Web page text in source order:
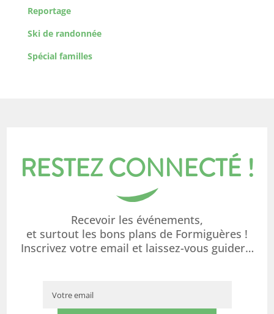
Reportage
Ski de randonnée
Spécial familles
RESTEZ CONNECTÉ !
Recevoir les événements,
et surtout les bons plans de Formiguères !
Inscrivez votre email et laissez-vous guider…